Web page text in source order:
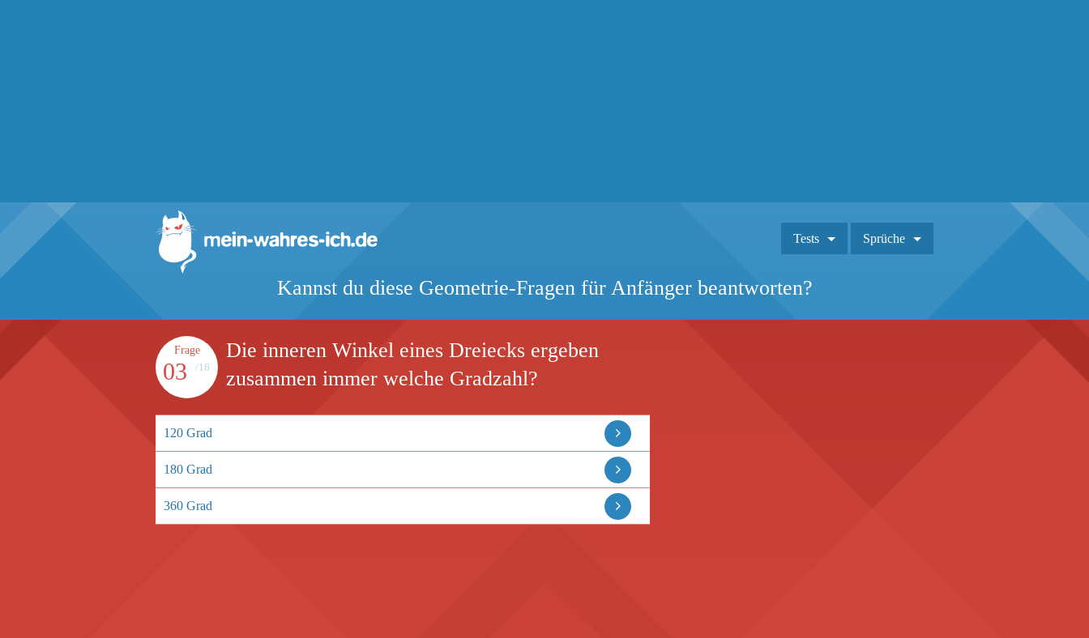
Tests Sprüche
Kannst du diese Geometrie-Fragen für Anfänger beantworten?
Frage
03 /16
Die inneren Winkel eines Dreiecks ergeben
zusammen immer welche Gradzahl?
120 Grad
180 Grad
360 Grad